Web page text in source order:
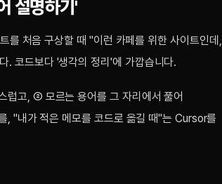
설명하기'
처음 구상할 때 "이런 카페를 위한 사이트인데,
. 코드보다 '생각의 정리'에 가깝습니다.
럽고, ② 모르는 용어를 그 자리에서 풀어
, "내가 적은 메모를 코드로 옮길 때"는 Cursor를